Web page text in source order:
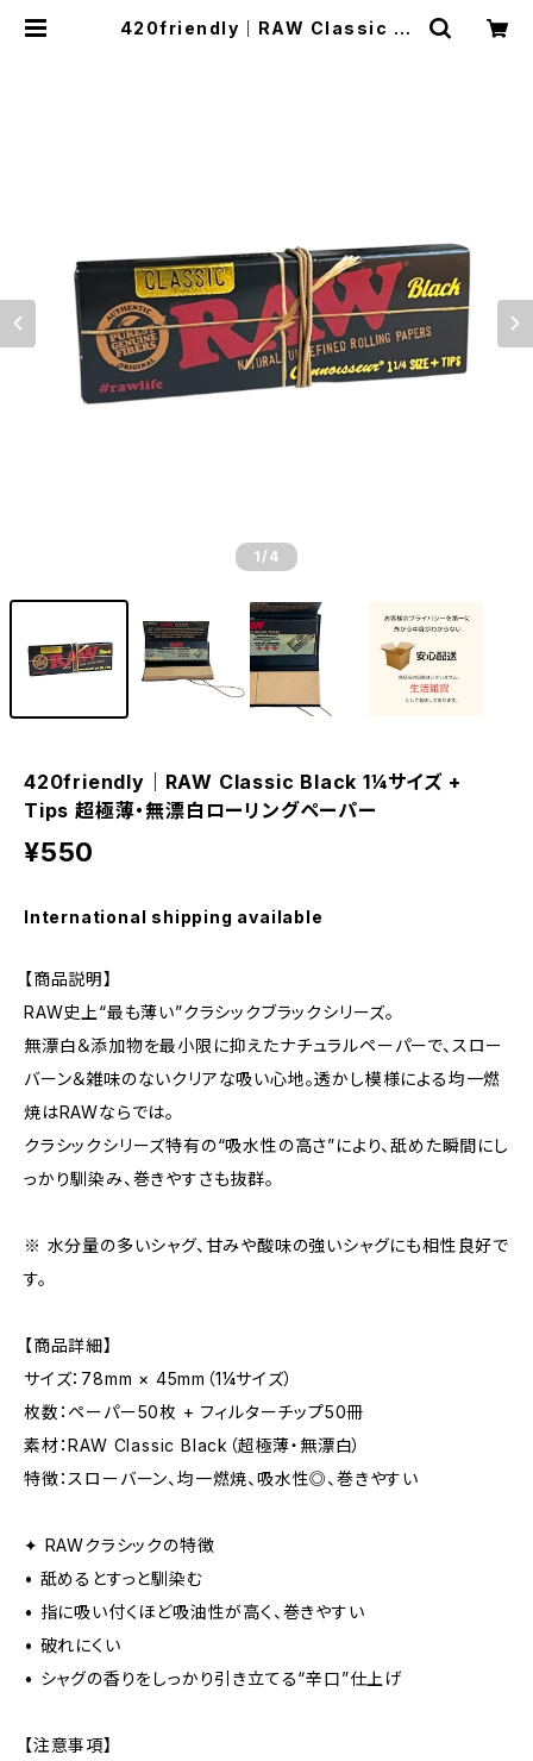
420friendly｜RAW Classic Bl
1 /4
420friendly｜RAW Classic Black 1¼サイズ +
Tips 超極薄・無漂白ローリングペーパー
¥550
International shipping available
【商品説明】
RAW史上“最も薄い”クラシックブラックシリーズ。
無漂白＆添加物を最小限に抑えたナチュラルペーパーで、スロー
バーン＆雑味のないクリアな吸い心地。透かし模様による均一燃
焼はRAWならでは。
クラシックシリーズ特有の“吸水性の高さ”により、舐めた瞬間にし
っかり馴染み、巻きやすさも抜群。
※ 水分量の多いシャグ、甘みや酸味の強いシャグにも相性良好で
す。
【商品詳細】
サイズ：78mm × 45mm（1¼サイズ）
枚数：ペーパー50枚 + フィルターチップ50冊
素材：RAW Classic Black（超極薄・無漂白）
特徴：スローバーン、均一燃焼、吸水性◎、巻きやすい
✦ RAWクラシックの特徴
• 舐めるとすっと馴染む
• 指に吸い付くほど吸油性が高く、巻きやすい
• 破れにくい
• シャグの香りをしっかり引き立てる“辛口”仕上げ
【注意事項】